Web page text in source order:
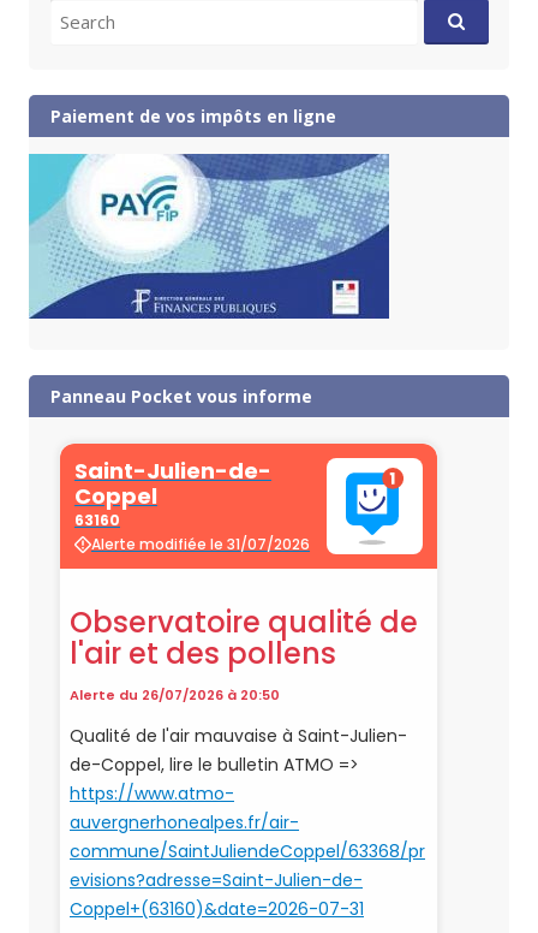
for:
Paiement de vos impôts en ligne
Panneau Pocket vous informe